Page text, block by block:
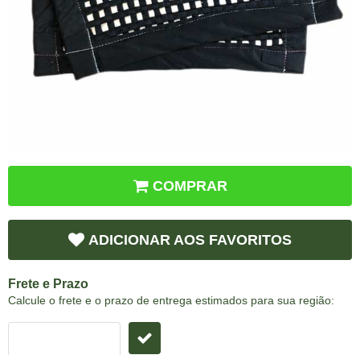
COMPRAR
ADICIONAR AOS FAVORITOS
Frete e Prazo
Calcule o frete e o prazo de entrega estimados para sua região: